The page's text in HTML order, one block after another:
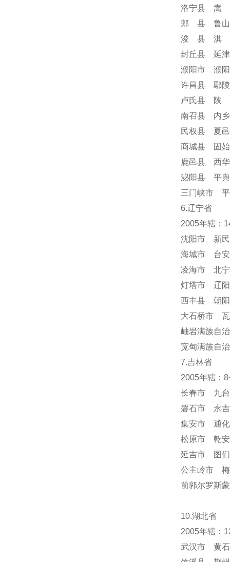
洛宁县 嵩
郏 县 鲁
浚 县 淇
封丘县 延
濮阳市 濮
许昌县 鄢
卢氏县 陕
南召县 内
民权县 夏
商城县 固
鹿邑县 西
泌阳县 平
三门峡市
6.辽宁省
2005年辖：
沈阳市 新
海城市 台
凌海市 北
灯塔市 辽
西丰县 朝
大石桥市
岫岩满族自
宽甸满族自
7.吉林省
2005年辖：
长春市 九
磐石市 永
集安市 通
松原市 乾
延吉市 图
公主岭市
前郭尔罗斯
10.湖北省
2005年辖：
武汉市 黄